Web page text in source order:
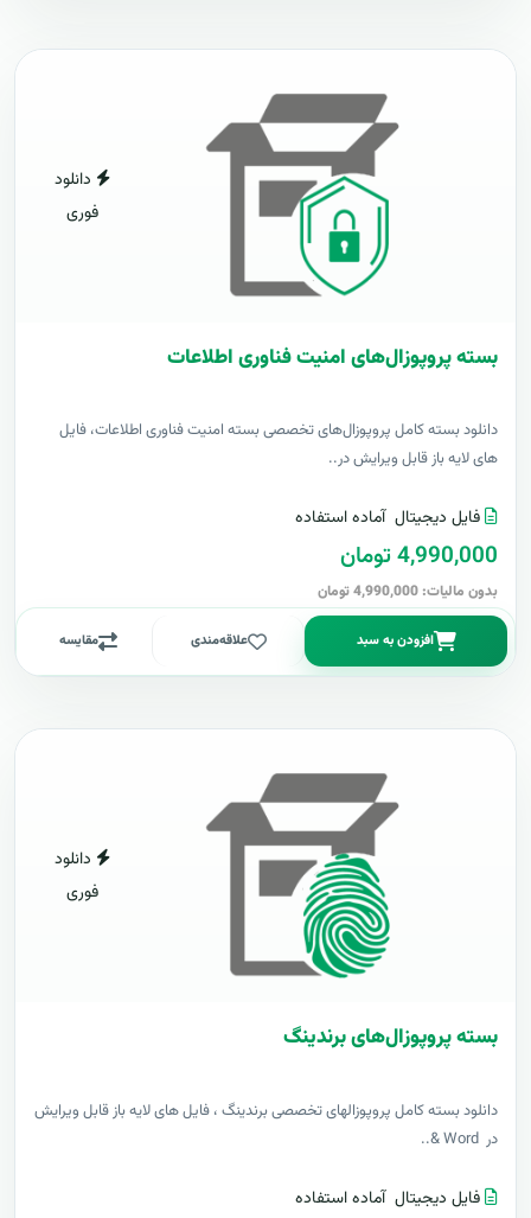
دانلود
فوری
بسته پروپوزال‌های امنیت فناوری اطلاعات
دانلود بسته کامل پروپوزال‌های تخصصی بسته امنیت فناوری اطلاعات، فایل
های لایه باز قابل ویرایش در..
فایل دیجیتال آماده استفاده
4,990,000 تومان
بدون مالیات: 4,990,000 تومان
افزودن به سبد علاقه‌مندی مقایسه
دانلود
فوری
بسته پروپوزال‌های برندینگ
دانلود بسته کامل پروپوزالهای تخصصی برندینگ ، فایل های لایه باز قابل ویرایش
در Word &..
فایل دیجیتال آماده استفاده